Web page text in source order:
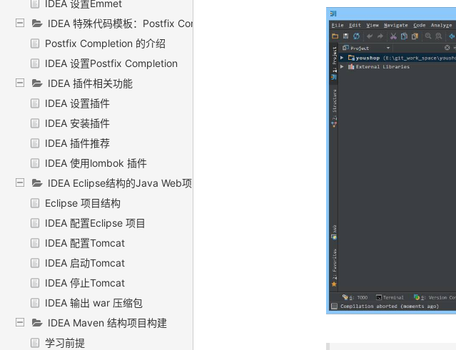
IDEA 设置Emmet
IDEA 特殊代码模板：Postfix Completion
Postfix Completion 的介绍
IDEA 设置Postfix Completion
IDEA 插件相关功能
IDEA 设置插件
IDEA 安装插件
IDEA 插件推荐
IDEA 使用lombok 插件
IDEA Eclipse结构的Java Web项目环境搭建
Eclipse 项目结构
IDEA 配置Eclipse 项目
IDEA 配置Tomcat
IDEA 启动Tomcat
IDEA 停止Tomcat
IDEA 输出 war 压缩包
IDEA Maven 结构项目构建
学习前提